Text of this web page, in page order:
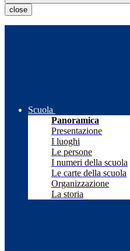
close
Scuola
Panoramica
Presentazione
I luoghi
Le persone
I numeri della scuola
Le carte della scuola
Organizzazione
La storia